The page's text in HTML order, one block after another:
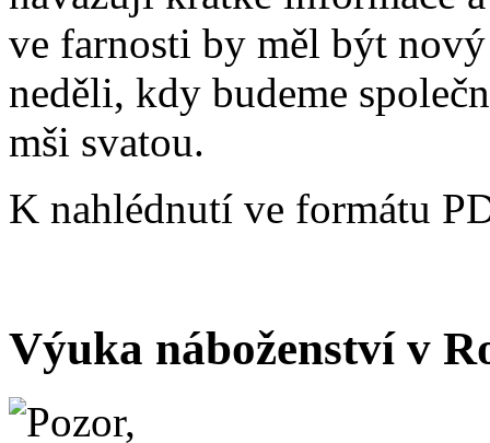
ve farnosti by měl být
neděli, kdy budeme
mši svatou.
K nahlédnutí ve formátu
Výuka náboženství v